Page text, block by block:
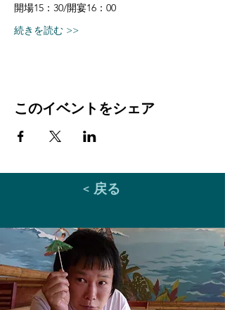
開場15：30/開宴16：00
続きを読む >>
このイベントをシェア
< 戻る